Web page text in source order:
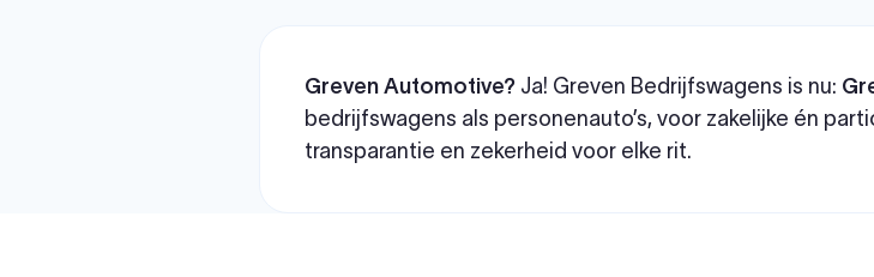
Greven Automotive? Ja! Greven Bedrijfswagens is nu:
bedrijfswagens als personenauto’s, voor zakelijke én
transparantie en zekerheid voor elke rit.